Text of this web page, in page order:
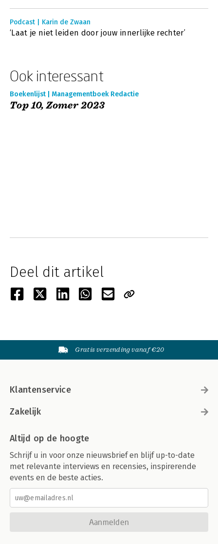
Podcast | Karin de Zwaan
‘Laat je niet leiden door jouw innerlijke rechter’
Ook interessant
Boekenlijst | Managementboek Redactie
Top 10, Zomer 2023
Deel dit artikel
Gratis verzending vanaf €20
Klantenservice
Zakelijk
Altijd op de hoogte
Schrijf u in voor onze nieuwsbrief en blijf up-to-date
met relevante interviews en recensies, inspirerende
events en de beste acties.
Aanmelden